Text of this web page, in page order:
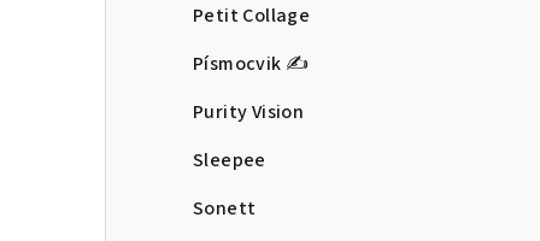
Petit Collage
Písmocvik ✍️
Purity Vision
Sleepee
Sonett